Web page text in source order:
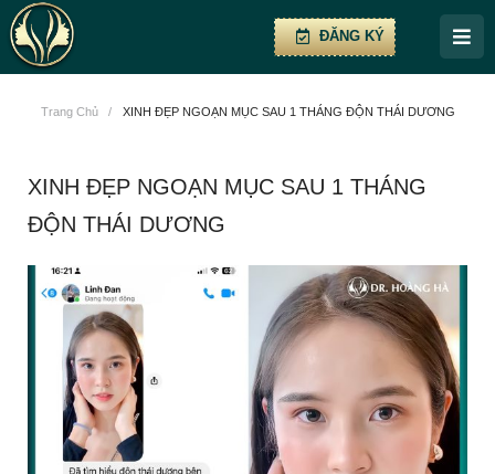
ĐĂNG KÝ
Trang Chủ / XINH ĐẸP NGOẠN MỤC SAU 1 THÁNG ĐỘN THÁI DƯƠNG
XINH ĐẸP NGOẠN MỤC SAU 1 THÁNG
ĐỘN THÁI DƯƠNG